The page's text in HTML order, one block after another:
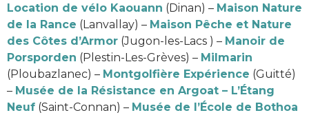
Location de vélo Kaouann (Dinan) – Maison Nature
de la Rance (Lanvallay) – Maison Pêche et Nature
des Côtes d’Armor (Jugon-les-Lacs ) – Manoir de
Porsporden (Plestin-Les-Grèves) – Milmarin
(Ploubazlanec) – Montgolfière Expérience (Guitté)
– Musée de la Résistance en Argoat – L’Étang
Neuf (Saint-Connan) – Musée de l’École de Bothoa